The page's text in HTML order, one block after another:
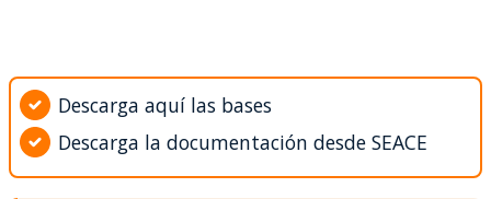
Descarga aquí las bases
Descarga la documentación desde SEACE